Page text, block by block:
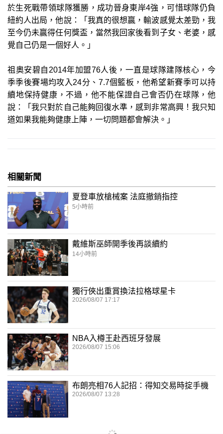
於生死戰帶領球隊獲勝，成功晉身東岸4強，可惜球隊仍負
紐約人出局，他說：「我真的很想贏，輸波感覺太差勁，我
至今仍未贏得任何獎盃，當然我回家後看到子女、老婆，感
覺自己仍是一個好人。」
祖奧安碧自2014年加盟76人後，一直是球隊建隊核心，今
季季後賽場均攻入24分、7.7個籃板，他希望新賽季可以持
續地保持健康，不過，他不能保證自己會否仍在球隊，他
說：「我只對於自己能夠回復水準，感到非常高興！我只知
道如果我能夠健康上陣，一切問題都會解決。」
相關新聞
夏登車放槍械案 法庭撤銷指控
5小時前
戴維斯巫師開季後再談續約
14小時前
獨行俠出重賞換法拉格球星卡
2026/08/07 17:17
NBA入樽王赴西班牙發展
2026/08/07 15:06
布朗亮相76人記招：得知交易時掟手機
2026/08/07 13:28